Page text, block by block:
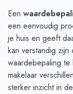
Een
een eenvoudig
je huis en geeft
kan verstandig zijn
waardebepaling
makelaar
sterker inzicht in